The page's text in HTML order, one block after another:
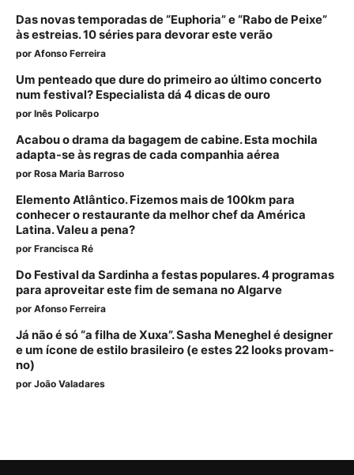
Das novas temporadas de “Euphoria” e “Rabo de Peixe”
às estreias. 10 séries para devorar este verão
por Afonso Ferreira
Um penteado que dure do primeiro ao último concerto
num festival? Especialista dá 4 dicas de ouro
por Inês Policarpo
Acabou o drama da bagagem de cabine. Esta mochila
adapta-se às regras de cada companhia aérea
por Rosa Maria Barroso
Elemento Atlântico. Fizemos mais de 100km para
conhecer o restaurante da melhor chef da América
Latina. Valeu a pena?
por Francisca Ré
Do Festival da Sardinha a festas populares. 4 programas
para aproveitar este fim de semana no Algarve
por Afonso Ferreira
Já não é só “a filha de Xuxa”. Sasha Meneghel é designer
e um ícone de estilo brasileiro (e estes 22 looks provam-
no)
por João Valadares